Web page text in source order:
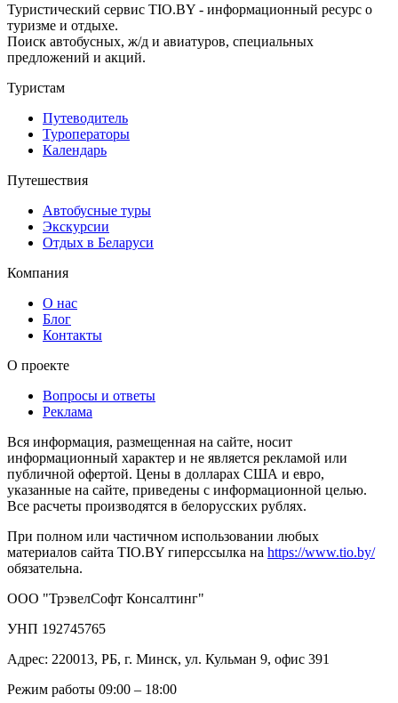
Туристический сервис TIO.BY - информационный ресурс о
туризме и отдыхе.
Поиск автобусных, ж/д и авиатуров, специальных
предложений и акций.
Туристам
Путеводитель
Туроператоры
Календарь
Путешествия
Автобусные туры
Экскурсии
Отдых в Беларуси
Компания
О нас
Блог
Контакты
О проекте
Вопросы и ответы
Реклама
Вся информация, размещенная на сайте, носит
информационный характер и не является рекламой или
публичной офертой. Цены в долларах США и евро,
указанные на сайте, приведены с информационной целью.
Все расчеты производятся в белорусских рублях.
При полном или частичном использовании любых
материалов сайта TIO.BY гиперссылка на https://www.tio.by/
обязательна.
ООО "ТрэвелСофт Консалтинг"
УНП 192745765
Адрес: 220013, РБ, г. Минск, ул. Кульман 9, офис 391
Режим работы 09:00 – 18:00